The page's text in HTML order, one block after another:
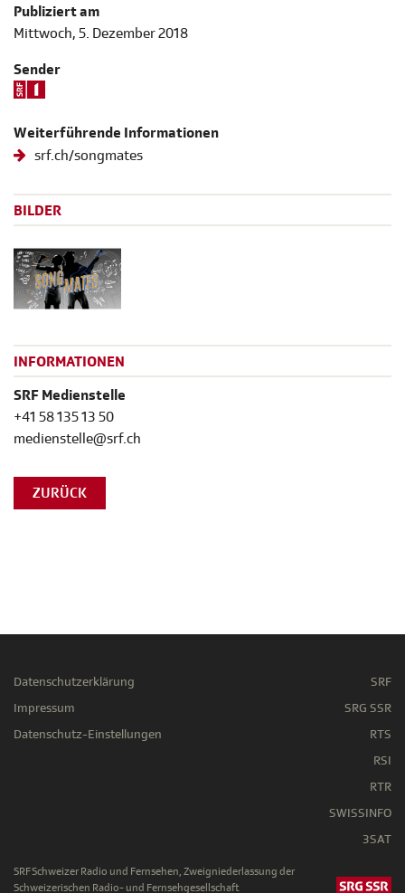
Publiziert am
Mittwoch, 5. Dezember 2018
Sender
Weiterführende Informationen
srf.ch/songmates
BILDER
INFORMATIONEN
SRF Medienstelle
+41 58 135 13 50
medienstelle@srf.ch
ZURÜCK
Datenschutzerklärung
Impressum
Datenschutz-Einstellungen
SRF
SRG SSR
RTS
RSI
RTR
SWISSINFO
3SAT
SRF Schweizer Radio und Fernsehen, Zweigniederlassung der
Schweizerischen Radio- und Fernsehgesellschaft